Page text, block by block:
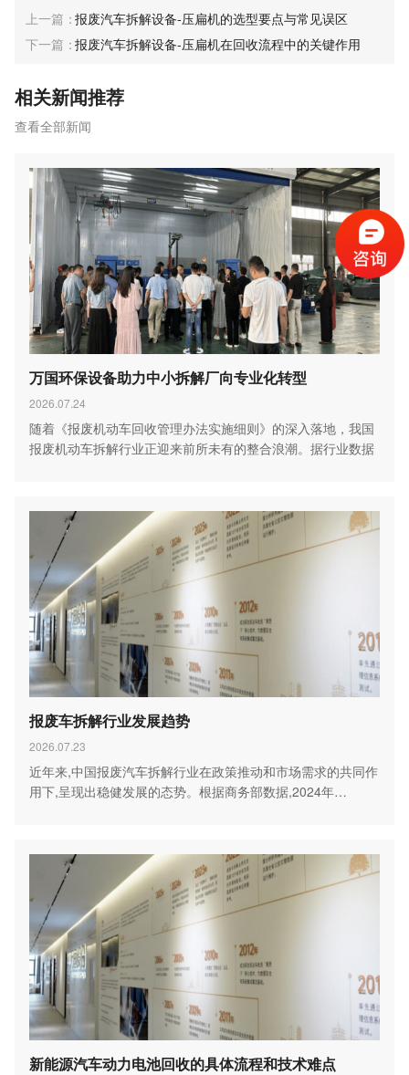
报废汽车拆解设备-压扁机的选型要点与常见误区
报废汽车拆解设备-压扁机在回收流程中的关键作用
相关新闻推荐
查看全部新闻
万国环保设备助力中小拆解厂向专业化转型
2026.07.24
随着《报废机动车回收管理办法实施细则》的深入落地，我国
报废机动车拆解行业正迎来前所未有的整合浪潮。据行业数据
报废车拆解行业发展趋势
2026.07.23
近年来,中国报废汽车拆解行业在政策推动和市场需求的共同作
用下,呈现出稳健发展的态势。根据商务部数据,2024年…
新能源汽车动力电池回收的具体流程和技术难点